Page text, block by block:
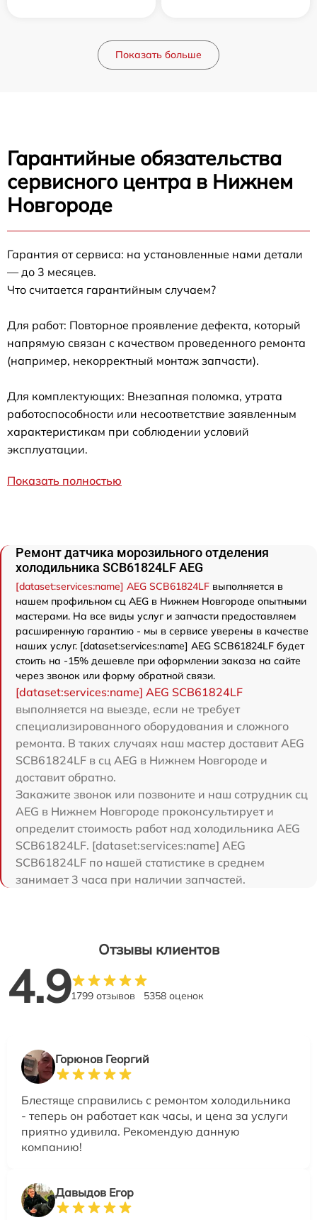
Показать больше
Гарантийные обязательства
сервисного центра в Нижнем
Новгороде
Гарантия от сервиса: на установленные нами детали
— до 3 месяцев.
Что считается гарантийным случаем?
Для работ: Повторное проявление дефекта, который
напрямую связан с качеством проведенного ремонта
(например, некорректный монтаж запчасти).
Для комплектующих: Внезапная поломка, утрата
работоспособности или несоответствие заявленным
характеристикам при соблюдении условий
эксплуатации.
Показать полностью
Ремонт датчика морозильного отделения
холодильника SCB61824LF AEG
[dataset:services:name] AEG SCB61824LF выполняется в
нашем профильном сц AEG в Нижнем Новгороде опытными
мастерами. На все виды услуг и запчасти предоставляем
расширенную гарантию - мы в сервисе уверены в качестве
наших услуг. [dataset:services:name] AEG SCB61824LF будет
стоить на -15% дешевле при оформлении заказа на сайте
через звонок или форму обратной связи.
[dataset:services:name] AEG SCB61824LF
выполняется на выезде, если не требует
специализированного оборудования и сложного
ремонта. В таких случаях наш мастер доставит AEG
SCB61824LF в сц AEG в Нижнем Новгороде и
доставит обратно.
Закажите звонок или позвоните и наш сотрудник сц
AEG в Нижнем Новгороде проконсультирует и
определит стоимость работ над холодильника AEG
SCB61824LF. [dataset:services:name] AEG
SCB61824LF по нашей статистике в среднем
занимает 3 часа при наличии запчастей.
Отзывы клиентов
4.91799 отзывов 5358 оценок
Горюнов Георгий
Блестяще справились с ремонтом холодильника
- теперь он работает как часы, и цена за услуги
приятно удивила. Рекомендую данную
компанию!
Давыдов Егор